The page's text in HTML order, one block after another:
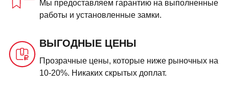
Мы предоставляем гарантию на выполненные
работы и установленные замки.
ВЫГОДНЫЕ ЦЕНЫ
Прозрачные цены, которые ниже рыночных на
10-20%. Никаких скрытых доплат.